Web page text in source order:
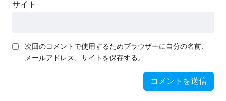
サイト
次回のコメントで使用するためブラウザーに自分の名前、
メールアドレス、サイトを保存する。